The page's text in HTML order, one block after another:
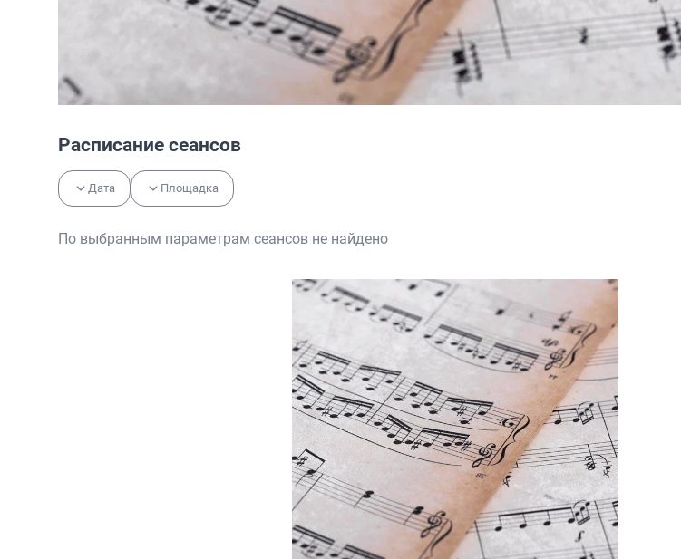
Расписание сеансов
Дата Площадка
По выбранным параметрам сеансов не найдено